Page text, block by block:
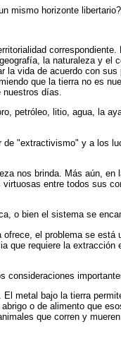
horizonte
la naturaleza y
vida de acuerdo con
que la tierra no es
nuestros días.
petróleo, litio, agua, la
"extractivismo" y a los
nos brinda. Más aún, en
entre todos sus
o bien el sistema se
el problema se
requiere la
consideraciones
metal bajo la tierra
o de alimento que
que corren y